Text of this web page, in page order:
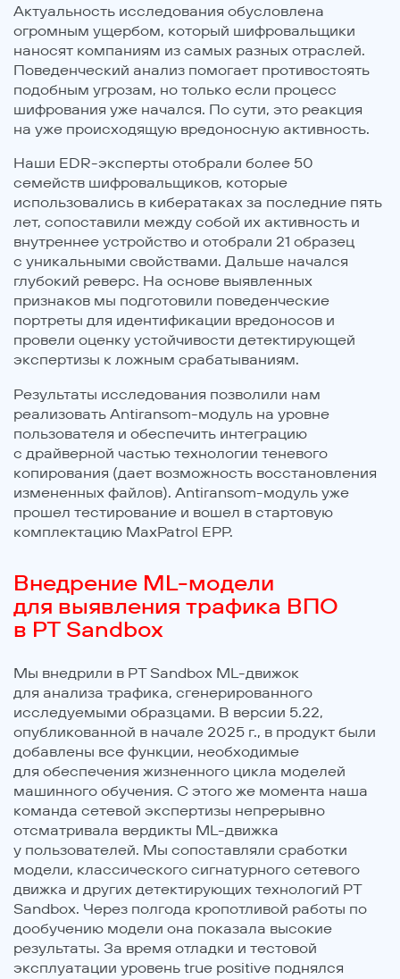
Актуальность исследования обусловлена
огромным ущербом, который шифровальщики
наносят компаниям из самых разных отраслей.
Поведенческий анализ помогает противостоять
подобным угрозам, но только если процесс
шифрования уже начался. По сути, это реакция
на уже происходящую вредоносную активность.
Наши EDR-эксперты отобрали более 50
семейств шифровальщиков, которые
использовались в кибератаках за последние пять
лет, сопоставили между собой их активность и
внутреннее устройство и отобрали 21 образец
с уникальными свойствами. Дальше начался
глубокий реверс. На основе выявленных
признаков мы подготовили поведенческие
портреты для идентификации вредоносов и
провели оценку устойчивости детектирующей
экспертизы к ложным срабатываниям.
Результаты исследования позволили нам
реализовать Antiransom-модуль на уровне
пользователя и обеспечить интеграцию
с драйверной частью технологии теневого
копирования (дает возможность восстановления
измененных файлов). Antiransom-модуль уже
прошел тестирование и вошел в стартовую
комплектацию MaxPatrol EPP.
Внедрение ML-модели
для выявления трафика ВПО
в PT Sandbox
Мы внедрили в PT Sandbox ML-движок
для анализа трафика, сгенерированного
исследуемыми образцами. В версии 5.22,
опубликованной в начале 2025 г., в продукт были
добавлены все функции, необходимые
для обеспечения жизненного цикла моделей
машинного обучения. С этого же момента наша
команда сетевой экспертизы непрерывно
отсматривала вердикты ML-движка
у пользователей. Мы сопоставляли сработки
модели, классического сигнатурного сетевого
движка и других детектирующих технологий PT
Sandbox. Через полгода кропотливой работы по
дообучению модели она показала высокие
результаты. За время отладки и тестовой
эксплуатации уровень true positive поднялся